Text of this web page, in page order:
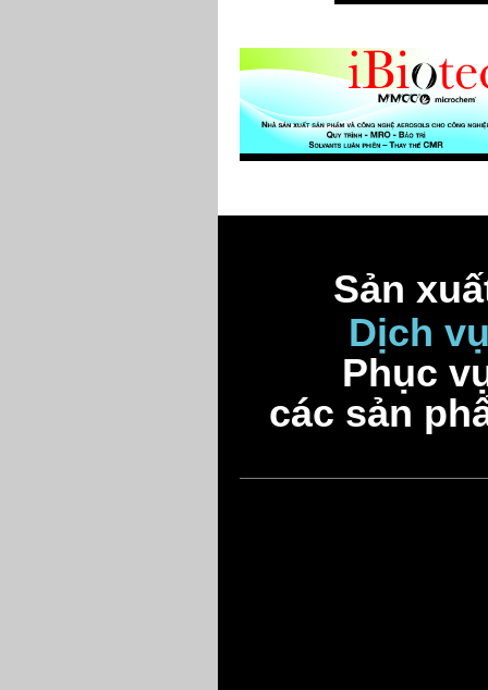
Sản
Dịch
Phục
các sản